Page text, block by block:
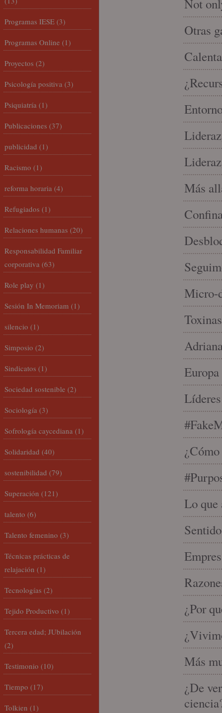
Not
Otras
Más
Micro-
Lo que
¿Por
Más
¿De
Programas IESE (3)
Programas Online (1)
Proyectos (2)
Psicología positiva (3)
Psiquiatría (1)
Publicaciones (37)
publicidad (1)
Racismo (1)
reforma horaria (4)
Refugiados (1)
Relaciones humanas (20)
Responsabilidad Familiar
corporativa (63)
Role play (1)
Sesión In Memoriam (1)
silencio (1)
Simposio (2)
Sindicatos (1)
Sociedad sostenible (2)
Sociología (3)
Sofrología caycediana (1)
Solidaridad (40)
sostenibilidad (79)
Superación (121)
talento (6)
Talento femenino (3)
Técnicas prácticas de
relajación (1)
Tecnologías (2)
Tejido Productivo (1)
Tercera edad; JUbilación
(2)
Testimonio (10)
Tiempo (17)
Tolkien (1)